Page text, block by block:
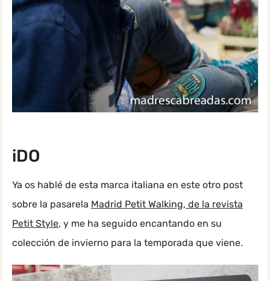
iDO
Ya os hablé de esta marca italiana en este otro post
sobre la pasarela Madrid Petit Walking, de la revista
Petit Style, y me ha seguido encantando en su
colección de invierno para la temporada que viene.